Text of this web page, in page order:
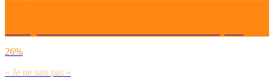
26%
« Je ne sais pas »